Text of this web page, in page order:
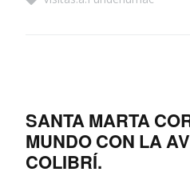
SANTA MARTA
MUNDO CON LA
COLIBRÍ.